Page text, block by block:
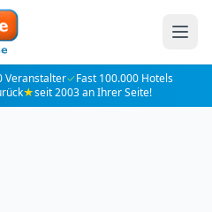
Veranstalter✓Fast 100.000 Hotels
★seit 2003 an Ihrer Seite!